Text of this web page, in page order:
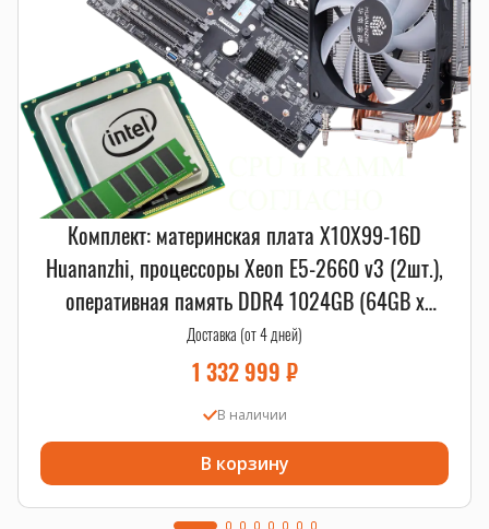
Комплект: материнская плата X10X99-16D
Huananzhi, процессоры Xeon E5-2660 v3 (2шт.),
оперативная память DDR4 1024GB (64GB x
16шт.), A700 Huananzhi (2шт.)
Доставка (от 4 дней)
1 332 999 ₽
В наличии
В корзину